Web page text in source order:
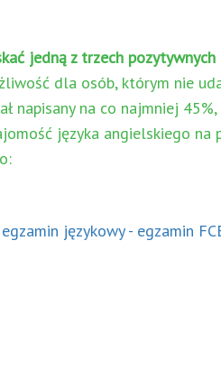
jedną z trzech pozytywnych
dla osób, którym nie
napisany na co najmniej
języka angielskiego na